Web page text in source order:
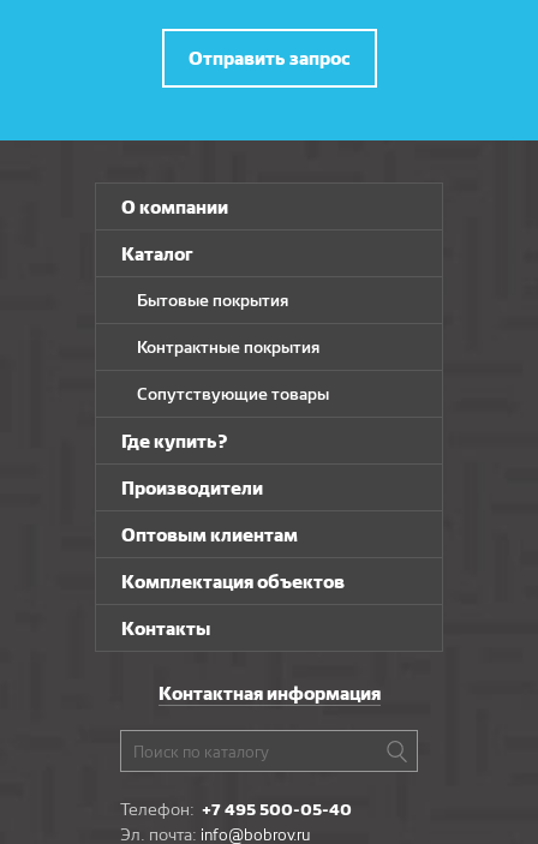
Отправить запрос
О компании
Каталог
Бытовые покрытия
Контрактные покрытия
Сопутствующие товары
Где купить?
Производители
Оптовым клиентам
Комплектация объектов
Контакты
Контактная информация
Телефон: +7 495 500-05-40
Эл. почта: info@bobrov.ru